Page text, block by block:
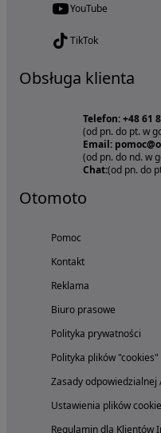
YouTube
TikTok
Obsługa klienta
Telefon: +48 61
(od pn. do pt. w
Email:
(od pn. do nd. w
Chat:(od pn. do
Otomoto
Pomoc
Kontakt
Reklama
Biuro prasowe
Polityka prywatności
Polityka plików "cookies"
Zasady odpowiedzialnej
Ustawienia plików cookie
Regulamin dla Klientów